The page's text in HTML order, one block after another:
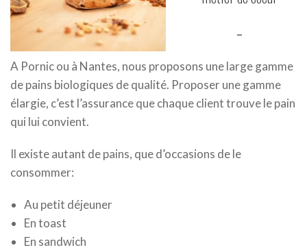
–
A Pornic ou à Nantes, nous proposons une large gamme
de pains biologiques de qualité. Proposer une gamme
élargie, c’est l’assurance que chaque client trouve le pain
qui lui convient.
Il existe autant de pains, que d’occasions de le
consommer:
Au petit déjeuner
En toast
En sandwich